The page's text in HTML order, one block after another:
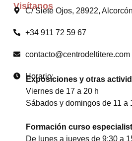
Visítanos
C/ Siete Ojos, 28922,
+34 911 72 59 67
contacto@centrodeltitere.com
Horario:
Exposiciones y otras
Viernes de 17 a 20 h
Sábados y domingos de 11 a
Formación curso
De lunes a jueves de 9:30 a